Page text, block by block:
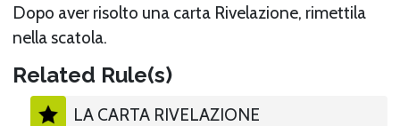
Dopo aver risolto una carta Rivelazione, rimettila
nella scatola.
Related Rule(s)
LA CARTA RIVELAZIONE